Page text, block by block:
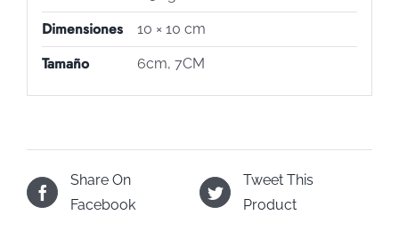
Dimensiones 10 × 10 cm
Tamaño 6cm, 7CM
Share On
Facebook
Tweet This
Product